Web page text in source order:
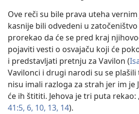
Ove reči su bile prava uteha
kasnije bili odvedeni u zatočeništvo
prorekao da će se pred kraj
pojaviti vesti o osvajaču koji će
i predstavljati pretnju za Vavilon (
Vavilonci i drugi narodi su se plašili
nisu imali razloga za strah jer im je
će ih štititi. Jehova je tri puta rekao:
41:5, 6, 10, 13, 14).